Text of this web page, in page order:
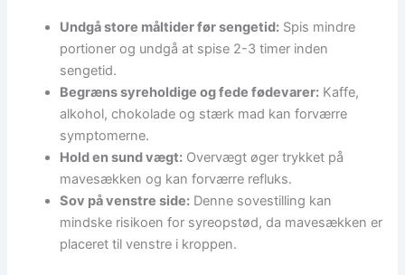
Undgå store måltider før sengetid: Spis mindre
portioner og undgå at spise 2-3 timer inden
sengetid.
Begræns syreholdige og fede fødevarer: Kaffe,
alkohol, chokolade og stærk mad kan forværre
symptomerne.
Hold en sund vægt: Overvægt øger trykket på
mavesækken og kan forværre refluks.
Sov på venstre side: Denne sovestilling kan
mindske risikoen for syreopstød, da mavesækken er
placeret til venstre i kroppen.